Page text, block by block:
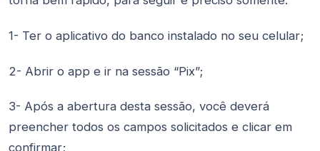
1- Ter o aplicativo do banco instalado no seu celular;
2- Abrir o app e ir na sessão “Pix”;
3- Após a abertura desta sessão, você deverá
preencher todos os campos solicitados e clicar em
confirmar;